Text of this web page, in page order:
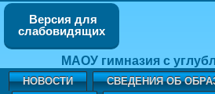
Версия для
слабовидящих
МАОУ гимназия с
НОВОСТИ
СВЕДЕНИЯ ОБ